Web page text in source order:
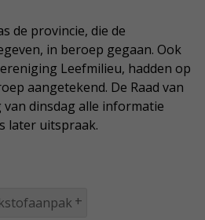
de provincie, die de
in beroep gegaan. Ook
Leefmilieu, hadden op
aangetekend. De Raad van
dinsdag alle informatie
later uitspraak.